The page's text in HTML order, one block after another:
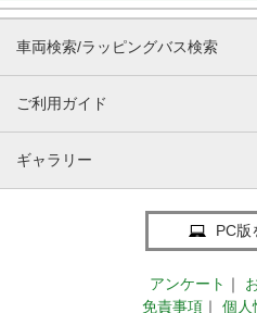
車両検索/ラッピングバス検索
ご利用ガイド
ギャラリー
PC版
アンケート ｜
免責事項 ｜ 個人